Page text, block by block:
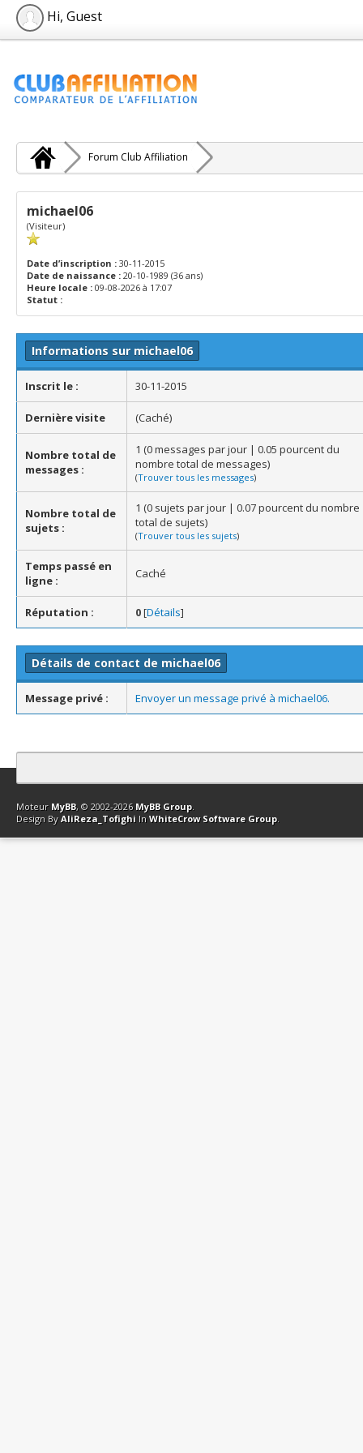
Hi, Guest
Forum Club Affiliation
michael06
(Visiteur)
Date d’inscription : 30-11-2015
Date de naissance : 20-10-1989 (36 ans)
Heure locale : 09-08-2026 à 17:07
Statut :
Informations sur michael06
Inscrit le : 30-11-2015
Dernière visite (Caché)
Nombre total de
messages :
1 (0 messages par jour | 0.05 pourcent du
nombre total de messages)
(Trouver tous les messages)
Nombre total de
sujets :
1 (0 sujets par jour | 0.07 pourcent du nombre
total de sujets)
(Trouver tous les sujets)
Temps passé en
ligne :
Caché
Réputation : 0[Détails]
Détails de contact de michael06
Message privé : Envoyer un message privé à michael06.
Contact Club Affiliation Retourner en haut Version bas-débit
Moteur MyBB, © 2002-2026 MyBB Group.
Design By AliReza_Tofighi In WhiteCrow Software Group.